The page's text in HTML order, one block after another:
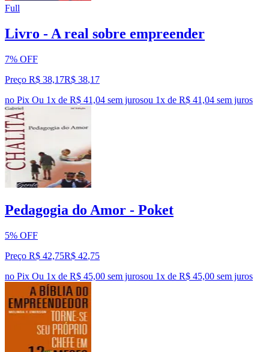
Full
Livro - A real sobre empreender
7% OFF
Preço R$ 38,17R$ 38,17
no Pix Ou 1x de R$ 41,04 sem jurosou 1x de R$ 41,04 sem juros
Pedagogia do Amor - Poket
5% OFF
Preço R$ 42,75R$ 42,75
no Pix Ou 1x de R$ 45,00 sem jurosou 1x de R$ 45,00 sem juros